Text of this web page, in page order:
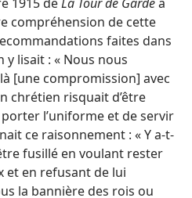
compréhension de cette
faites dans
y lisait : « Nous nous
[une compromission] avec
chrétien risquait d’être
l’uniforme et de servir
ce raisonnement : « Y a-​t-​
fusillé en voulant rester
et en refusant de lui
la bannière des rois ou